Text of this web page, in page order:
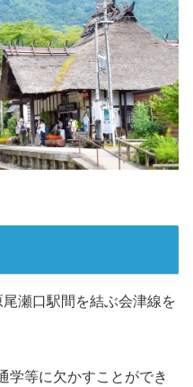
瀬口駅間を結ぶ会津線を
学等に欠かすことができ